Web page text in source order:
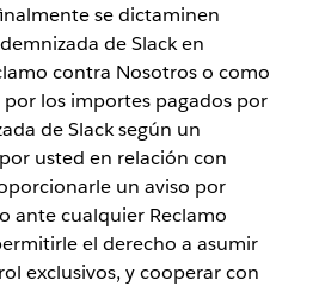
se dictaminen
de Slack en
contra Nosotros o como
los importes pagados por
de Slack según un
usted en relación con
un aviso por
ante cualquier Reclamo
el derecho a asumir
exclusivos, y cooperar con